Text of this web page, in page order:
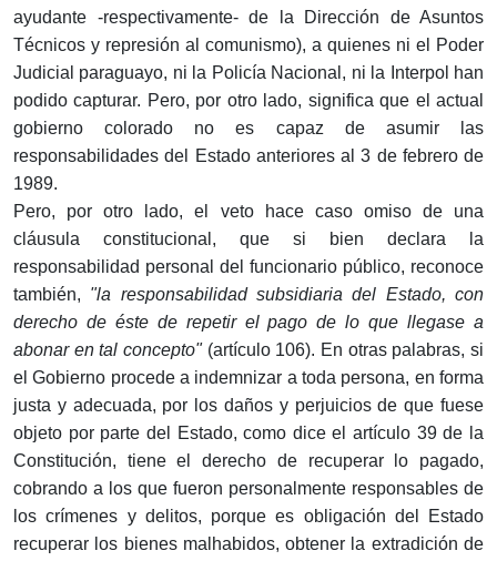
ayudante -respectivamente- de la Dirección de Asuntos
Técnicos y represión al comunismo), a quienes ni el Poder
Judicial paraguayo, ni la Policía Nacional, ni la Interpol han
podido capturar. Pero, por otro lado, significa que el actual
gobierno colorado no es capaz de asumir las
responsabilidades del Estado anteriores al 3 de febrero de
1989.
Pero, por otro lado, el veto hace caso omiso de una
cláusula constitucional, que si bien declara la
responsabilidad personal del funcionario público, reconoce
también, "la responsabilidad subsidiaria del Estado, con
derecho de éste de repetir el pago de lo que llegase a
abonar en tal concepto"(artículo 106). En otras palabras, si
el Gobierno procede a indemnizar a toda persona, en forma
justa y adecuada, por los daños y perjuicios de que fuese
objeto por parte del Estado, como dice el artículo 39 de la
Constitución, tiene el derecho de recuperar lo pagado,
cobrando a los que fueron personalmente responsables de
los crímenes y delitos, porque es obligación del Estado
recuperar los bienes malhabidos, obtener la extradición de